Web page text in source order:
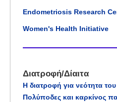
Endometriosis Research
Women's Health Initiative
Διατροφή/Δίαιτα
Η διατροφή για νεότητα
Πολύποδες και καρκίνος